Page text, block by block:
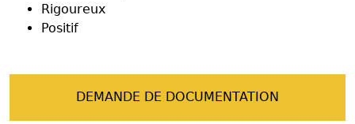
Rigoureux
Positif
DEMANDE DE DOCUMENTATION